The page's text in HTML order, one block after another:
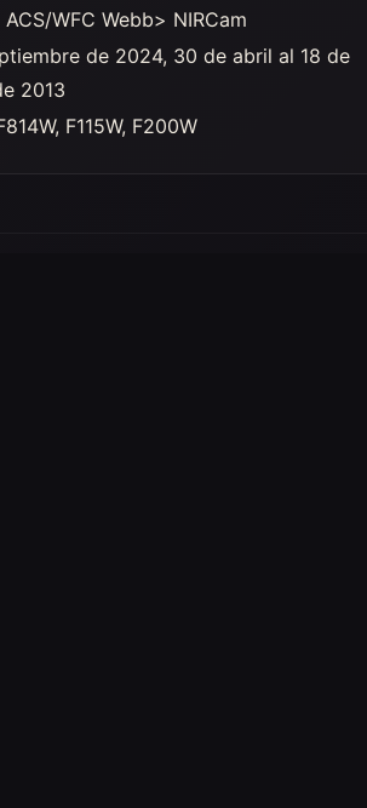
WFC Webb> NIRCam
de 2024, 30 de abril al 18 de
2013
F115W, F200W